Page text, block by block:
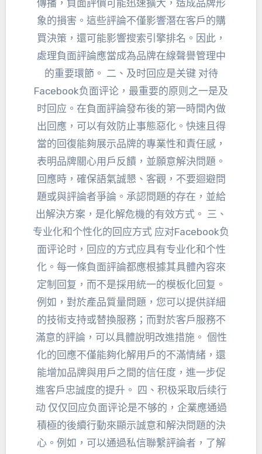
傳播，負面評價可能迅速擴大，造成品牌形
象的損害。這些評論不僅影響潛在客戶的購
買決策，還可能影響搜索引擎排名。因此，
處理負面評論應當成為品牌在線聲譽管理中
的重要環節。 二、 及时回应是关键 对待
Facebook负面评论 ， 最重要的原则之一是及
时回应 。在負面評論發布後的第一時間內做
出回應，可以有效防止事態惡化。快速且得
當的回復能夠展示品牌的專業性和責任感，
表明品牌關心用戶反饋，並願意解決問題。
回應時，確保語氣誠懇、客觀，不要迴避問
題或與評論者爭論。承認問題的存在，並給
出解決方案，是化解危機的有效方式。 三、
专业化和个性化的回应方式 应对Facebook负
面评论时， 回应的方式应具有专业化和个性
化。每一條負面評論都應根據其具體內容來
定制回复，而不是採用統一的模板化回复。
例如，對於產品質量問題，您可以提供詳細
的技術支持或替換服務；而對於客戶服務不
滿意的評論，可以具體說明改進措施。 個性
化的回應不僅能夠化解用戶的不滿情緒，還
能增加品牌與用戶之間的信任度，進一步促
進客戶忠誠度的提升。 四、 积极采取后续行
动 仅仅回应负面评论是不够的 ，企業應通過
積極的後續行動來顯示誠意和解決問題的決
心。例如，可以通過私信聯繫評論者，了解